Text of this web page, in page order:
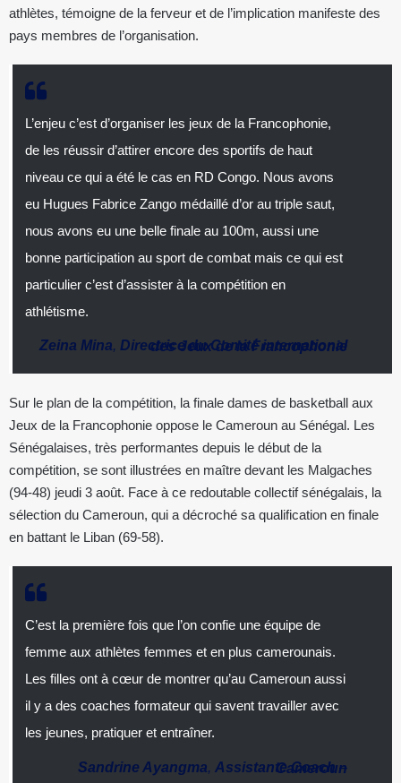
athlètes, témoigne de la ferveur et de l’implication manifeste des
pays membres de l’organisation.
L’enjeu c’est d’organiser les jeux de la Francophonie,
de les réussir d’attirer encore des sportifs de haut
niveau ce qui a été le cas en RD Congo. Nous avons
eu Hugues Fabrice Zango médaillé d’or au triple saut,
nous avons eu une belle finale au 100m, aussi une
bonne participation au sport de combat mais ce qui est
particulier c’est d’assister à la compétition en
athlétisme.
Zeina Mina, Directrice du Comité international des Jeux de la Francophonie
Sur le plan de la compétition, la finale dames de basketball aux
Jeux de la Francophonie oppose le Cameroun au Sénégal. Les
Sénégalaises, très performantes depuis le début de la
compétition, se sont illustrées en maître devant les Malgaches
(94-48) jeudi 3 août. Face à ce redoutable collectif sénégalais, la
sélection du Cameroun, qui a décroché sa qualification en finale
en battant le Liban (69-58).
C’est la première fois que l’on confie une équipe de
femme aux athlètes femmes et en plus camerounais.
Les filles ont à cœur de montrer qu’au Cameroun aussi
il y a des coaches formateur qui savent travailler avec
les jeunes, pratiquer et entraîner.
Sandrine Ayangma, Assistante Coach–
Cameroun